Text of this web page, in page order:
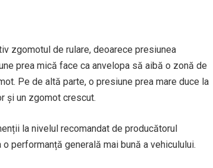
zgomotul de rulare, deoarece presiunea
prea mică face ca anvelopa să aibă o zonă de
Pe de altă parte, o presiune prea mare duce la
și un zgomot crescut.
la nivelul recomandat de producătorul
performanță generală mai bună a vehiculului.